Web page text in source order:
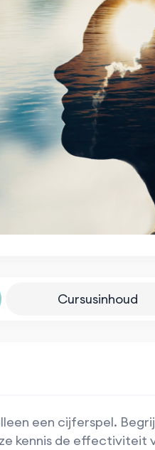
Cursusinhoud
een cijferspel.
kennis de effectiviteit